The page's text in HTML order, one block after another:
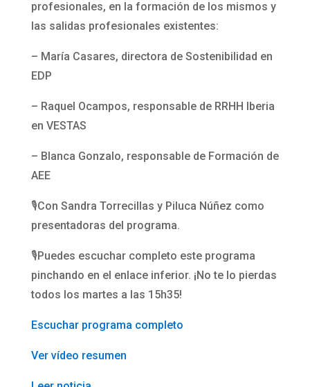
profesionales, en la formación de los mismos y
las salidas profesionales existentes:
– María Casares, directora de Sostenibilidad en
EDP
– Raquel Ocampos, responsable de RRHH Iberia
en VESTAS
– Blanca Gonzalo, responsable de Formación de
AEE
🎙️Con Sandra Torrecillas y Piluca Núñez como
presentadoras del programa.
🎙️Puedes escuchar completo este programa
pinchando en el enlace inferior. ¡No te lo pierdas
todos los martes a las 15h35!
Escuchar programa completo
Ver vídeo resumen